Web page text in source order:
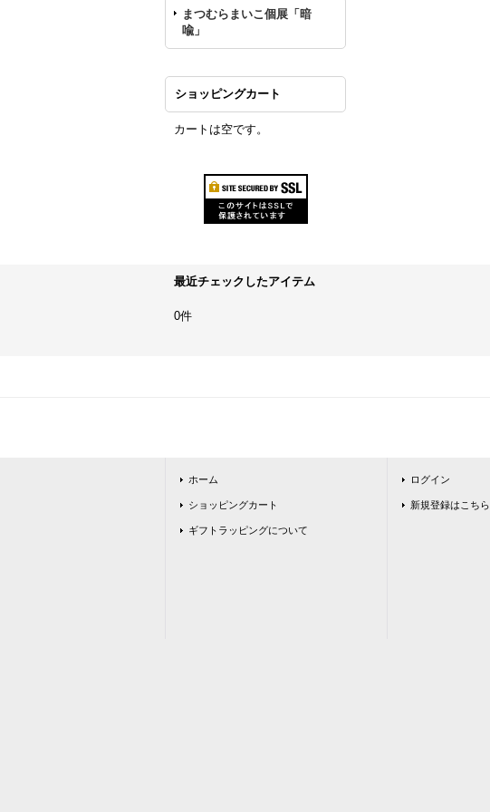
まつむらまいこ個展「暗
喩」
ショッピングカート
カートは空です。
最近チェックしたアイテム
0件
ホーム
ショッピングカート
ギフトラッピングについて
ログイン
新規登録はこちら